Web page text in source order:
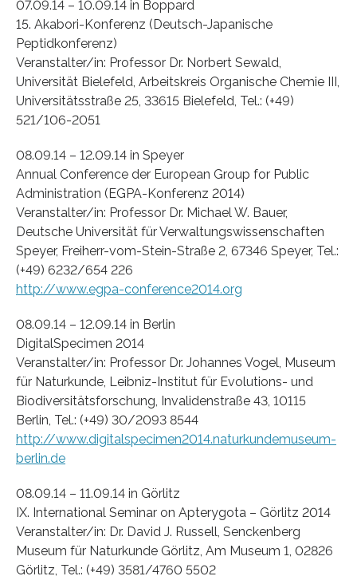
07.09.14 – 10.09.14 in Boppard
15. Akabori-Konferenz (Deutsch-Japanische
Peptidkonferenz)
Veranstalter/in: Professor Dr. Norbert Sewald,
Universität Bielefeld, Arbeitskreis Organische Chemie III,
Universitätsstraße 25, 33615 Bielefeld, Tel.: (+49)
521/106-2051
08.09.14 – 12.09.14 in Speyer
Annual Conference der European Group for Public
Administration (EGPA-Konferenz 2014)
Veranstalter/in: Professor Dr. Michael W. Bauer,
Deutsche Universität für Verwaltungswissenschaften
Speyer, Freiherr-vom-Stein-Straße 2, 67346 Speyer, Tel.:
(+49) 6232/654 226
http://www.egpa-conference2014.org
08.09.14 – 12.09.14 in Berlin
DigitalSpecimen 2014
Veranstalter/in: Professor Dr. Johannes Vogel, Museum
für Naturkunde, Leibniz-Institut für Evolutions- und
Biodiversitätsforschung, Invalidenstraße 43, 10115
Berlin, Tel.: (+49) 30/2093 8544
http://www.digitalspecimen2014.naturkundemuseum-
berlin.de
08.09.14 – 11.09.14 in Görlitz
IX. International Seminar on Apterygota – Görlitz 2014
Veranstalter/in: Dr. David J. Russell, Senckenberg
Museum für Naturkunde Görlitz, Am Museum 1, 02826
Görlitz, Tel.: (+49) 3581/4760 5502